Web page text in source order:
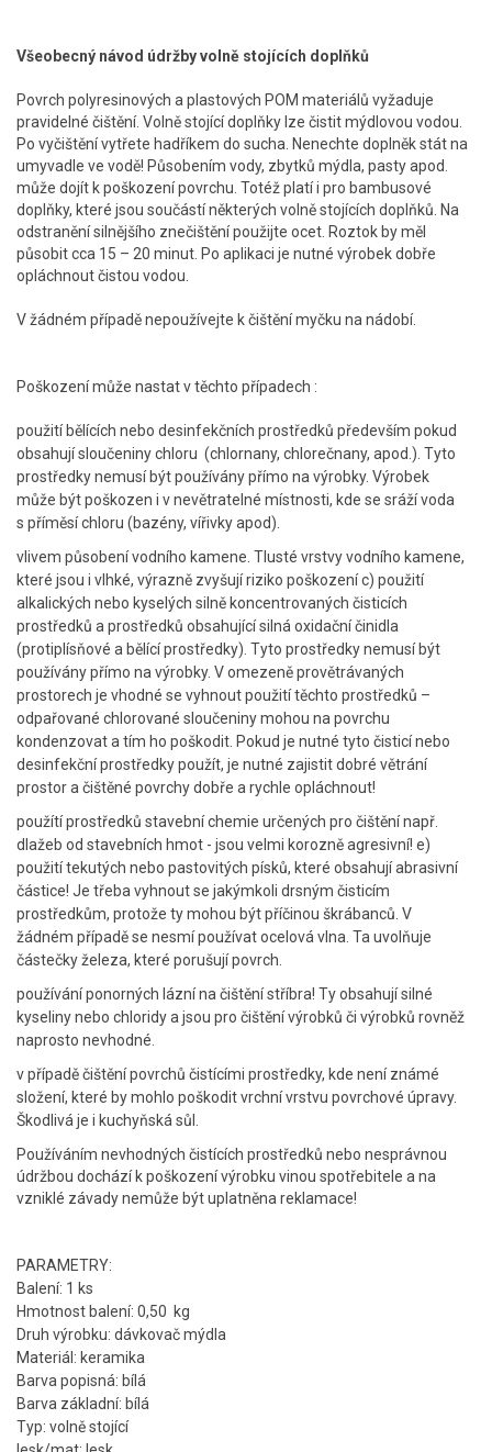
Všeobecný návod údržby volně stojících doplňků
Povrch polyresinových a plastových POM materiálů vyžaduje
pravidelné čištění. Volně stojící doplňky lze čistit mýdlovou vodou.
Po vyčištění vytřete hadříkem do sucha. Nenechte doplněk stát na
umyvadle ve vodě! Působením vody, zbytků mýdla, pasty apod.
může dojít k poškození povrchu. Totéž platí i pro bambusové
doplňky, které jsou součástí některých volně stojících doplňků. Na
odstranění silnějšího znečištění použijte ocet. Roztok by měl
působit cca 15 – 20 minut. Po aplikaci je nutné výrobek dobře
opláchnout čistou vodou.
V žádném případě nepoužívejte k čištění myčku na nádobí.
Poškození může nastat v těchto případech :
použití bělících nebo desinfekčních prostředků především pokud
obsahují sloučeniny chloru (chlornany, chlorečnany, apod.). Tyto
prostředky nemusí být používány přímo na výrobky. Výrobek
může být poškozen i v nevětratelné místnosti, kde se sráží voda
s příměsí chloru (bazény, vířivky apod).
vlivem působení vodního kamene. Tlusté vrstvy vodního kamene,
které jsou i vlhké, výrazně zvyšují riziko poškození c) použití
alkalických nebo kyselých silně koncentrovaných čisticích
prostředků a prostředků obsahující silná oxidační činidla
(protiplísňové a bělící prostředky). Tyto prostředky nemusí být
používány přímo na výrobky. V omezeně provětrávaných
prostorech je vhodné se vyhnout použití těchto prostředků –
odpařované chlorované sloučeniny mohou na povrchu
kondenzovat a tím ho poškodit. Pokud je nutné tyto čisticí nebo
desinfekční prostředky použít, je nutné zajistit dobré větrání
prostor a čištěné povrchy dobře a rychle opláchnout!
použítí prostředků stavební chemie určených pro čištění např.
dlažeb od stavebních hmot - jsou velmi korozně agresivní! e)
použití tekutých nebo pastovitých písků, které obsahují abrasivní
částice! Je třeba vyhnout se jakýmkoli drsným čisticím
prostředkům, protože ty mohou být příčinou škrábanců. V
žádném případě se nesmí používat ocelová vlna. Ta uvolňuje
částečky železa, které porušují povrch.
používání ponorných lázní na čištění stříbra! Ty obsahují silné
kyseliny nebo chloridy a jsou pro čištění výrobků či výrobků rovněž
naprosto nevhodné.
v případě čištění povrchů čistícími prostředky, kde není známé
složení, které by mohlo poškodit vrchní vrstvu povrchové úpravy.
Škodlivá je i kuchyňská sůl.
Používáním nevhodných čistících prostředků nebo nesprávnou
údržbou dochází k poškození výrobku vinou spotřebitele a na
vzniklé závady nemůže být uplatněna reklamace!
PARAMETRY:
Balení: 1 ks
Hmotnost balení: 0,50 kg
Druh výrobku: dávkovač mýdla
Materiál: keramika
Barva popisná: bílá
Barva základní: bílá
Typ: volně stojící